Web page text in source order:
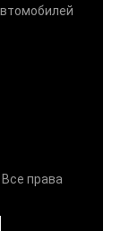
права